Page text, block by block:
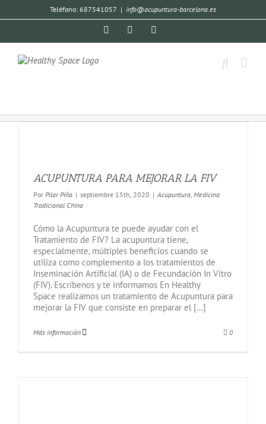
Teléfono: 687541057 | info@acupuntura-barcelona.es
ACUPUNTURA PARA MEJORAR LA FIV
Por Pilar Piña | septiembre 15th, 2020 | Acupuntura, Medicina
Tradicional China
Cómo la Acupuntura te puede ayudar con el
Tratamiento de FIV? La acupuntura tiene,
especialmente, múltiples beneficios cuando se
utiliza como complemento a los tratamientos de
Inseminación Artificial (IA) o de Fecundación In Vitro
(FIV). Escríbenos y te informamos En Healthy
Space realizamos un tratamiento de Acupuntura para
mejorar la FIV que consiste en preparar el [...]
Más información 0